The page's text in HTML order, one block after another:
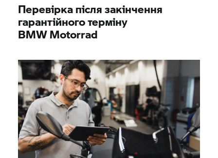
Перевірка після закінчення
гарантійного терміну
BMW Motorrad